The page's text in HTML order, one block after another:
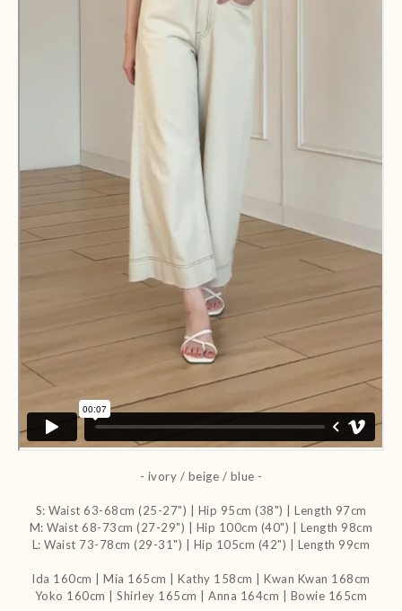
- ivory / beige / blue -
S: Waist 63-68cm (25-27") | Hip 95cm (38") | Length 97cm
M: Waist 68-73cm (27-29") | Hip 100cm (40") | Length 98cm
L: Waist 73-78cm (29-31") | Hip 105cm (42") | Length 99cm
Ida 160cm | Mia 165cm | Kathy 158cm |Kwan Kwan 168cm
Yoko 160cm | Shirley 165cm
| Anna 164cm | Bowie 165cm